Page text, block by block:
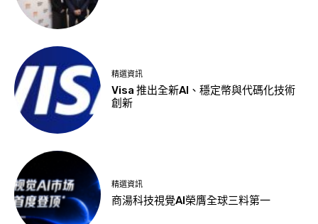
精選資訊
Visa 推出全新AI、穩定幣與代碼化技術
創新
精選資訊
商湯科技視覺AI榮膺全球三料第一